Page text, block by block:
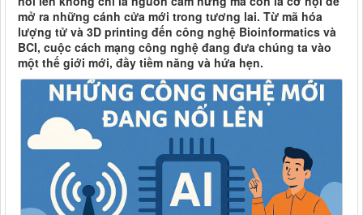
mở ra những cánh cửa mới trong tương lai. Từ mã hóa
lượng tử và 3D printing đến công nghệ Bioinformatics và
BCI, cuộc cách mạng công nghệ đang đưa chúng ta vào
một thế giới mới, đầy tiềm năng và hứa hẹn.